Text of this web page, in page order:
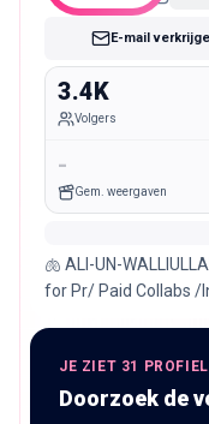
E-mail
3.4K
Volgers
-
Gem. weergaven
🫁 ALI-UN-
for Pr/ Paid Collabs /
JE ZIET 31
Doorzoek de